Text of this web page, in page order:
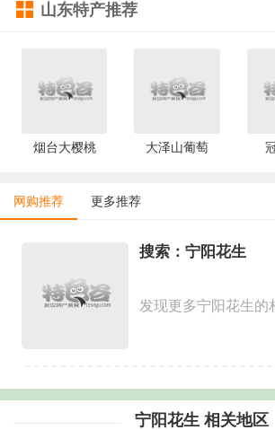
山东特产推荐
烟台大樱桃 大泽山葡萄
网购推荐 更多推荐
搜索：宁阳花生
发现更多宁阳花生的
宁阳花生 相关地区